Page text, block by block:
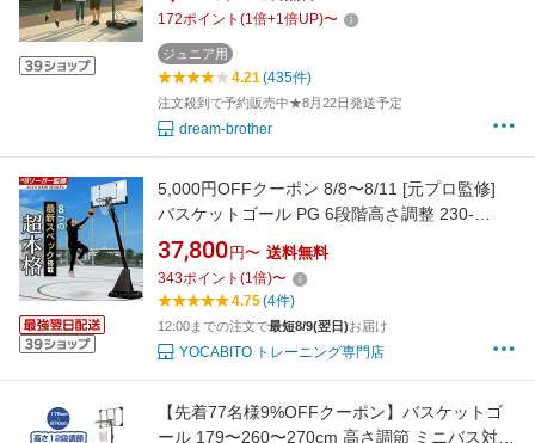
号球 家庭用 自主練 バスケ 持ち運び 部活 室内
室外 練習 屋内 屋外 外用 こども
172ポイント (1倍+1倍UP)〜
ジュニア用
4.21(435件)
注文殺到で予約販売中★8月22日発送予定
dream-brother
5,000円OFFクーポン 8/8〜8/11 [元プロ監修]
バスケットゴール PG 6段階高さ調整 230-
305cm ミニバス 一般公式サイズ 高反発クリア
ボード 大容量タンク ウェイトバッグ付属 安定
高耐久 屋外 バスケ 家庭用 練習用 子供 大人 バ
スケットボール 1年保証 0808co
37,800 円〜 送料無料
343ポイント (1倍)〜
4.75(4件)
12:00までの注文で最短8/9(翌日)お届け
YOCABITO トレーニング専門店
【先着77名様9%OFFクーポン】バスケットゴ
ール 179〜260〜270cm 高さ調節 ミニバス対応